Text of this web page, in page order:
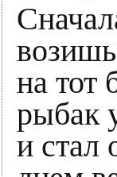
на тот
рыбак
и стал